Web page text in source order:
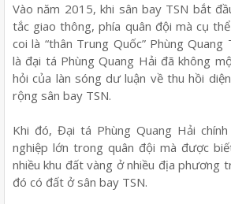
Vào năm 2015, khi sân bay TSN bắt
tắc giao thông, phía quân đội mà cụ
coi là “thân Trung Quốc” Phùng
là đại tá Phùng Quang Hải đã không
hỏi của làn sóng dư luận về thu hồi
rộng sân bay TSN.
Khi đó, Đại tá Phùng Quang Hải chính
nghiệp lớn trong quân đội mà được
nhiều khu đất vàng ở nhiều địa phương
đó có đất ở sân bay TSN.